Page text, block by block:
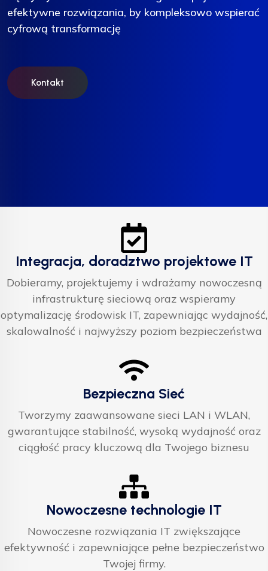
efektywne rozwiązania, by kompleksowo wspierać
cyfrową transformację
Kontakt
efektywne rozwiązania, by kompleksowo wspierać
cyfrową transformację
Kontakt
efektywne rozwiązania, by kompleksowo wspierać
cyfrową transformację
Kontakt
Integracja, doradztwo projektowe IT
Dobieramy, projektujemy i wdrażamy nowoczesną
infrastrukturę sieciową oraz wspieramy
optymalizację środowisk IT, zapewniając wydajność,
skalowalność i najwyższy poziom bezpieczeństwa
Bezpieczna Sieć
Tworzymy zaawansowane sieci LAN i WLAN,
gwarantujące stabilność, wysoką wydajność oraz
ciągłość pracy kluczową dla Twojego biznesu
Nowoczesne technologie IT
Nowoczesne rozwiązania IT zwiększające
efektywność i zapewniające pełne bezpieczeństwo
Twojej firmy.